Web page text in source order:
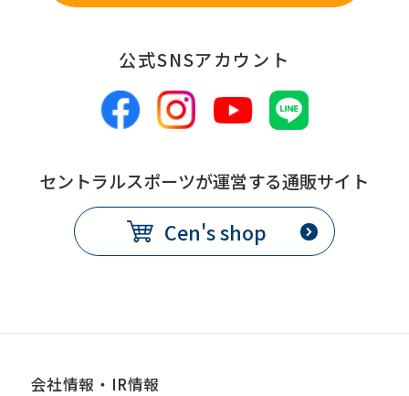
公式SNSアカウント
セントラルスポーツが運営する通販サイト
Cen's shop
会社情報・IR情報